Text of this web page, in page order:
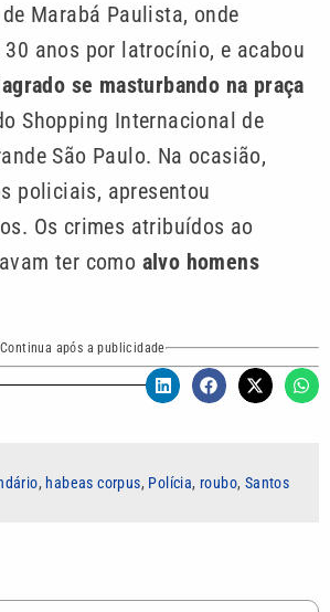
Marabá Paulista, onde
anos por latrocínio, e acabou
se masturbando na praça
Shopping Internacional de
São Paulo. Na ocasião,
policiais, apresentou
Os crimes atribuídos ao
ter como alvo homens
Continua após a publicidade
, habeas corpus, Polícia, roubo, Santos